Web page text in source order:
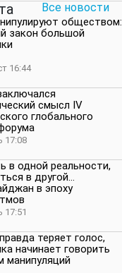
Все новости
обществом:
закон большой
16:44
смысл IV
глобального
17:08
в одной реальности,
в другой…
в эпоху
17:51
теряет голос,
начинает говорить
манипуляций